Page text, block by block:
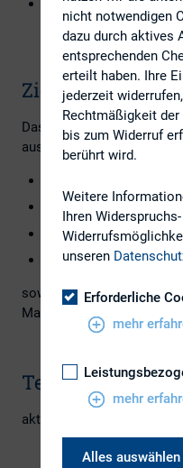
werden, z.B.
Arbeitskräfte in der
Zielgruppe
Das Intensivseminar
aus den Bereichen
Nachhaltigkeit
Rechnungslegung /
Risiko Management
sowie an Analysten,
Manager.
Termine
aktuell keine Termine.
nicht notwendigen
dazu durch aktives
entsprechenden
erteilt haben. Ihre
jederzeit
Rechtmäßigkeit
bis zum Widerruf
berührt wird.
Weitere
Ihren
unseren
Erforderliche
mehr
mehr
Alles auswählen